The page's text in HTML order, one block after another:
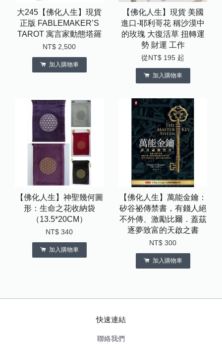
大245【佛化人生】現貨
正版 FABLEMAKER’S
TAROT 寓言家動態塔羅
NT$ 2,500
加入購物車
【佛化人生】現貨 美國
進口-耶利哥花 稱沙漠中
的玫瑰 大復活草 扭轉運
勢 財運 工作
從NT$ 195 起
加入購物車
【佛化人生】神聖幾何圖
形：生命之花收納袋
（13.5*20CM）
NT$ 340
加入購物車
【佛化人生】萬能金鑰：
矽谷祕傳禁書，有錢人絕
不外傳、激勵比爾．蓋茲
逐夢致富的天啟之書
NT$ 300
加入購物車
快速連結
聯絡我們